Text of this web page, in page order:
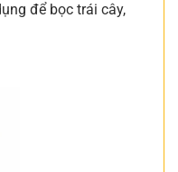
để bọc trái cây,